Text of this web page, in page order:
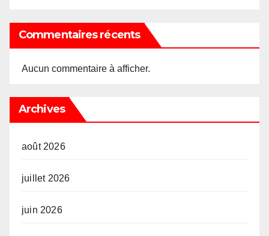
Commentaires récents
Aucun commentaire à afficher.
Archives
août 2026
juillet 2026
juin 2026